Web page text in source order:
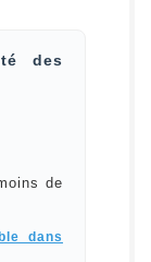
des
de
dans